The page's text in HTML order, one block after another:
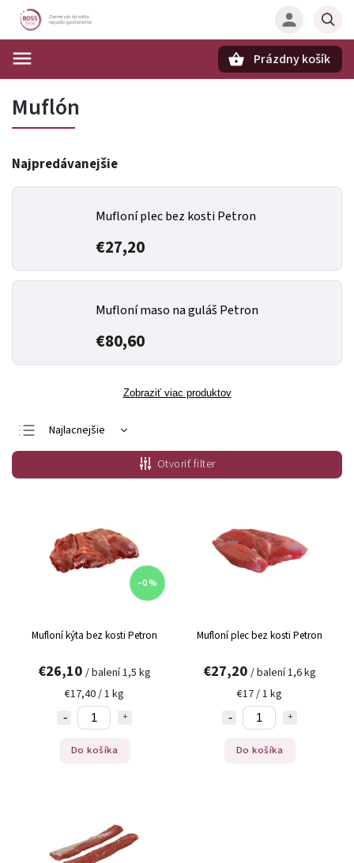
Prázdny košík
Muflón
Najpredávanejšie
Mufloní plec bez kosti Petron
€27,20
Mufloní maso na guláš Petron
€80,60
Zobraziť viac produktov
Najlacnejšie
Najdrahšie
Najpredávanejšie
Otvoriť filter
–0 %
Mufloní kýta bez kosti Petron
€26,10 / balení 1,5 kg
€17,40 / 1 kg
Do košíka
Mufloní plec bez kosti Petron
€27,20 / balení 1,6 kg
€17 / 1 kg
Do košíka